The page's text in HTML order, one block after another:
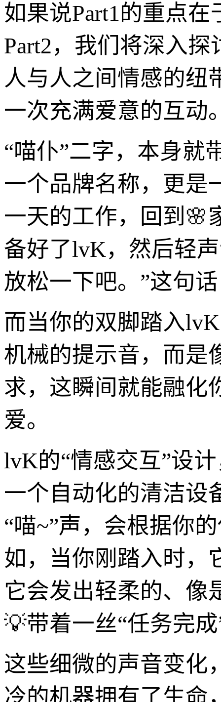
如果说Part1的重点
Part2，我们将深入
人与人之间情感的纽
一次充满爱意的互动
“喵仆”二字，本身就
一个品牌名称，更是
一天的工作，回到🌸
备好了lvK，然后轻
放松一下吧。”这句
而当你的双脚踏入
机械的提示音，而是
求，这瞬间就能融化
爱。
lvK的“情感交互”设
一个自动化的清洁设
“喵~”声，会根据你
如，当你刚踏入时，
它会发出轻柔的、像
💡带着一丝“任务完
这些细微的声音变化